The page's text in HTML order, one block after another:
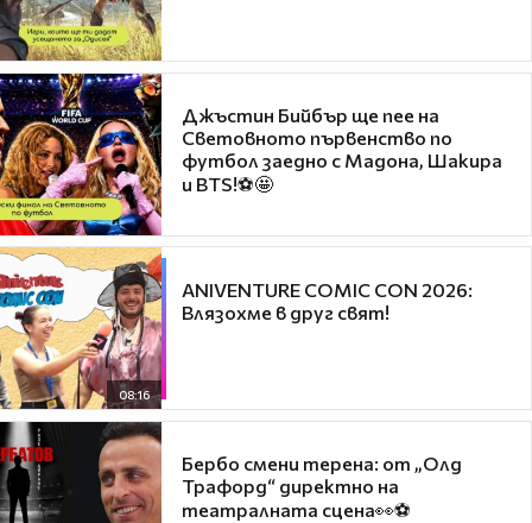
Джъстин Бийбър ще пее на
Световното първенство по
футбол заедно с Мадона, Шакира
и BTS!⚽🤩
08:16
ANIVENTURE COMIC CON 2026:
Влязохме в друг свят!
Бербо смени терена: от „Олд
Трафорд“ директно на
театралната сцена👀⚽